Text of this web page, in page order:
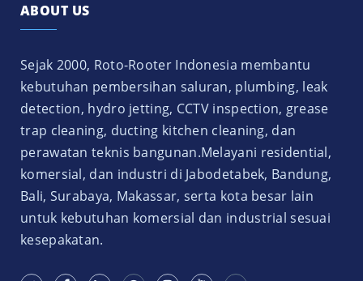
ABOUT US
Sejak 2000, Roto-Rooter Indonesia membantu
kebutuhan pembersihan saluran, plumbing, leak
detection, hydro jetting, CCTV inspection, grease
trap cleaning, ducting kitchen cleaning, dan
perawatan teknis bangunan.Melayani residential,
komersial, dan industri di Jabodetabek, Bandung,
Bali, Surabaya, Makassar, serta kota besar lain
untuk kebutuhan komersial dan industrial sesuai
kesepakatan.